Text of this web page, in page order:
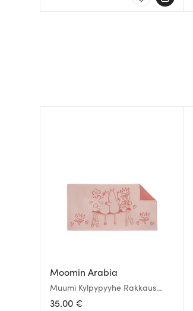
Moomin Arabia
Muumi Kylpypyyhe Rakkaus
70x140 cm
35.00 €